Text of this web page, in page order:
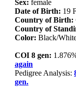
Sex: female
Date of Birth: 19
Country of Birth:
Country of
Color: Black/
COI 8 gen:
again
Pedigree Analysis:
gen.